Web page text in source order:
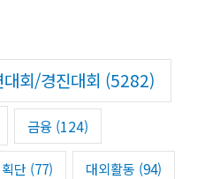
대회/경진대회 (5282)
금융(124)
단 (77) 대외활동 (94)